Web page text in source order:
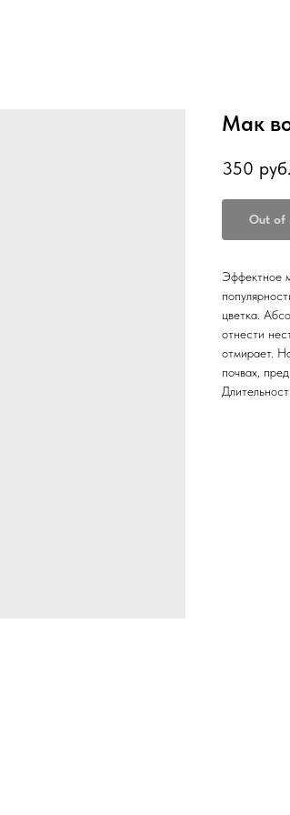
Мак
350 руб.
Out of
Эффектное
цветка.
отнести
отмирает.
почвах,